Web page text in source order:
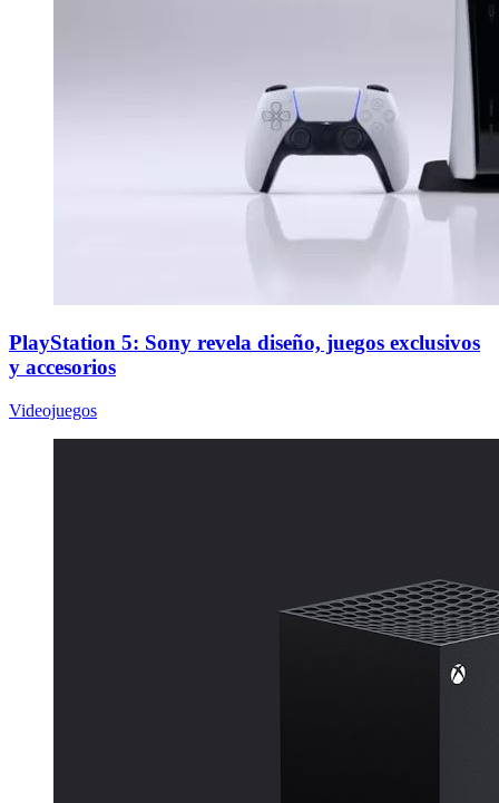
PlayStation 5: Sony revela diseño, juegos exclusivos
y accesorios
Videojuegos